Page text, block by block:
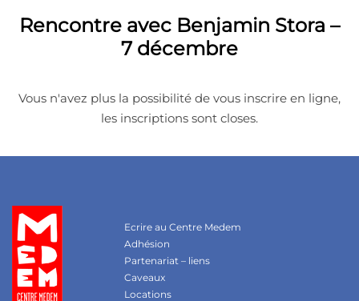
Rencontre avec Benjamin Stora –
7 décembre
Vous n'avez plus la possibilité de vous inscrire en ligne,
les inscriptions sont closes.
Ecrire au Centre Medem
Adhésion
Partenariat – liens
Caveaux
Locations